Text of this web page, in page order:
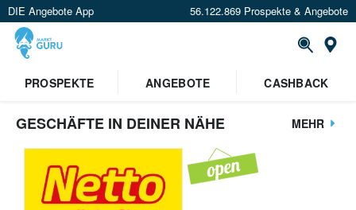
DIE Angebote App 56.122.869 Prospekte & Angebote
PROSPEKTE
ANGEBOTE CASHBACK
GESCHÄFTE IN DEINER NÄHE MEHR